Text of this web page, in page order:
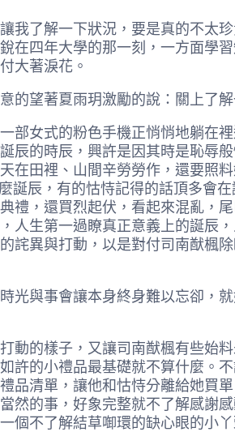
了解一下狀況，要是真的不太
在四年大學的那一刻，一方面學
大著淚花。
望著夏雨玥激勵的說：關上了解
女式的粉色手機正悄悄地躺在
辰的時辰，興許是因其時是恥辱
在田裡、山間辛勞勞作，還要照
誕辰，有的怙恃記得的話頂多會
禮，還買烈起伏，看起來混亂，
人生第一過瞭真正意義上的誕辰
詫異與打動，以是對付司南猷楓
與事會讓本身終身難以忘卻，
的樣子，又讓司南猷楓有些始
許的小禮品最基礎就不算什麼。
品清單，讓他和怙恃分離給她買
然的事，好象完整就不了解感謝
個不了解結草啣環的缺心眼的小丫